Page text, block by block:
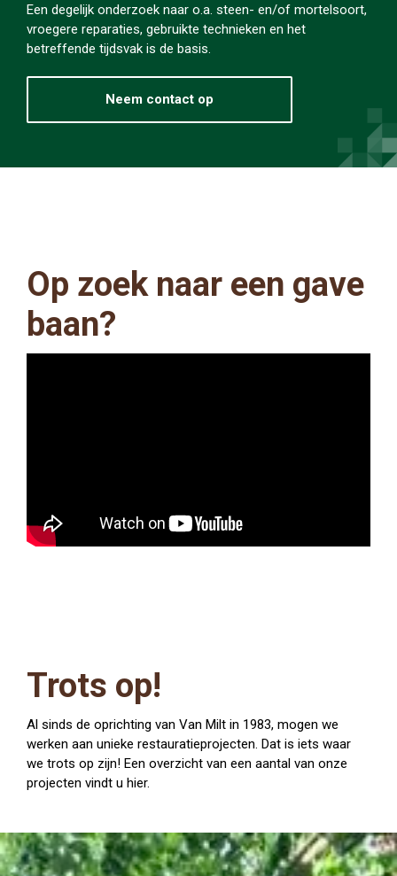
Een degelijk onderzoek naar o.a. steen- en/of mortelsoort,
vroegere reparaties, gebruikte technieken en het
betreffende tijdsvak is de basis.
Neem contact op
Op zoek naar een gave
baan?
Trots op!
Al sinds de oprichting van Van Milt in 1983, mogen we
werken aan unieke restauratieprojecten. Dat is iets waar
we trots op zijn! Een overzicht van een aantal van onze
projecten vindt u hier.